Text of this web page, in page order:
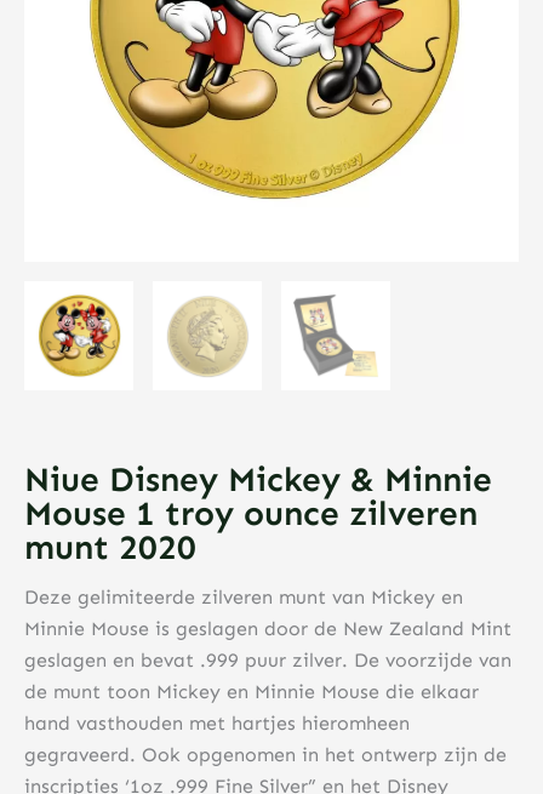
Niue Disney Mickey & Minnie
Mouse 1 troy ounce zilveren
munt 2020
Deze gelimiteerde zilveren munt van Mickey en
Minnie Mouse is geslagen door de New Zealand Mint
geslagen en bevat .999 puur zilver. De voorzijde van
de munt toon Mickey en Minnie Mouse die elkaar
hand vasthouden met hartjes hieromheen
gegraveerd. Ook opgenomen in het ontwerp zijn de
inscripties ‘1oz .999 Fine Silver” en het Disney